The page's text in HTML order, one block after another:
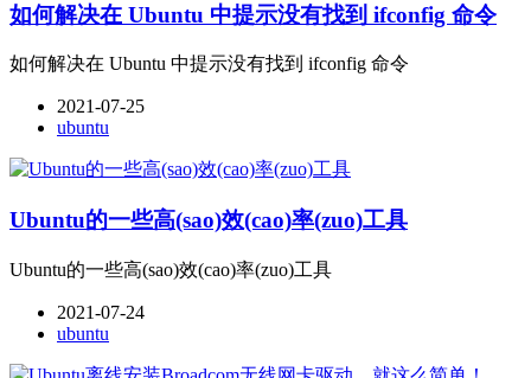
如何解决在 Ubuntu 中提示没有找到 ifconfig 命令
如何解决在 Ubuntu 中提示没有找到 ifconfig 命令
2021-07-25
ubuntu
Ubuntu的一些高(sao)效(cao)率(zuo)工具
Ubuntu的一些高(sao)效(cao)率(zuo)工具
2021-07-24
ubuntu